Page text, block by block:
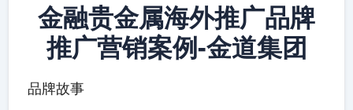
金融贵金属海外推广品牌
推广营销案例-金道集团
品牌故事